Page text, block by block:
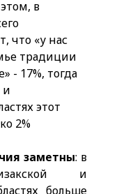
в
что «у нас
традиции
- 17%, тогда
и
этот
2%
заметны: в
и
больше